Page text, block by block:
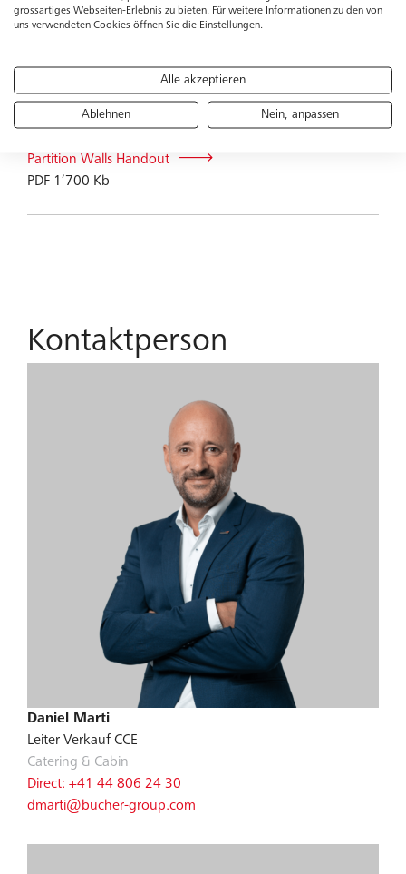
Weitere Informationen
Partition Walls Handout
PDF 1’700 Kb
Kontaktperson
Daniel Marti
Leiter Verkauf CCE
Catering & Cabin
Direct: +41 44 806 24 30
dmarti@bucher-group.com
grossartiges Webseiten-Erlebnis zu bieten. Für weitere Informationen zu den von
uns verwendeten Cookies öffnen Sie die Einstellungen.
Alle akzeptieren
Ablehnen Nein, anpassen